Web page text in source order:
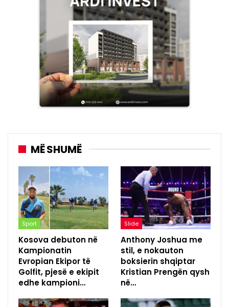
MË SHUMË
Sport
Kosova debuton në
Kampionatin
Evropian Ekipor të
Golfit, pjesë e ekipit
edhe kampioni…
Slide
Anthony Joshua me
stil, e nokauton
boksierin shqiptar
Kristian Prengën qysh
në…